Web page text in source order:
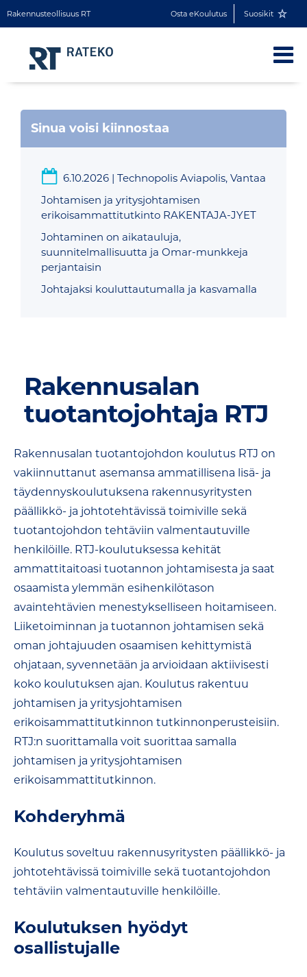
Rakennusteollisuus RT Osta eKoulutus Suosikit
Rakennusalan
tuotantojohtaja RTJ
Rakennusalan tuotantojohdon koulutus RTJ on
vakiinnuttanut asemansa ammatillisena lisä- ja
täydennyskoulutuksena rakennusyritysten
päällikkö- ja johtotehtävissä toimiville sekä
tuotantojohdon tehtäviin valmentautuville
henkilöille. RTJ-koulutuksessa kehität
ammattitaitoasi tuotannon johtamisesta ja saat
osaamista ylemmän esihenkilötason
avaintehtävien menestykselliseen hoitamiseen.
Liiketoiminnan ja tuotannon johtamisen sekä
oman johtajuuden osaamisen kehittymistä
ohjataan, syvennetään ja arvioidaan aktiivisesti
koko koulutuksen ajan. Koulutus rakentuu
johtamisen ja yritysjohtamisen
erikoisammattitutkinnon tutkinnonperusteisiin.
RTJ:n suorittamalla voit suorittaa samalla
johtamisen ja yritysjohtamisen
erikoisammattitutkinnon.
Kohderyhmä
Koulutus soveltuu rakennusyritysten päällikkö- ja
johtotehtävissä toimiville sekä tuotantojohdon
tehtäviin valmentautuville henkilöille.
Koulutuksen hyödyt
osallistujalle
Sinua voisi kiinnostaa
6.10.2026| Technopolis Aviapolis, Vantaa
Johtamisen ja yritysjohtamisen
erikoisammattitutkinto RAKENTAJA-JYET
Johtaminen on aikatauluja,
suunnitelmallisuutta ja Omar-munkkeja
perjantaisin
Johtajaksi kouluttautumalla ja kasvamalla